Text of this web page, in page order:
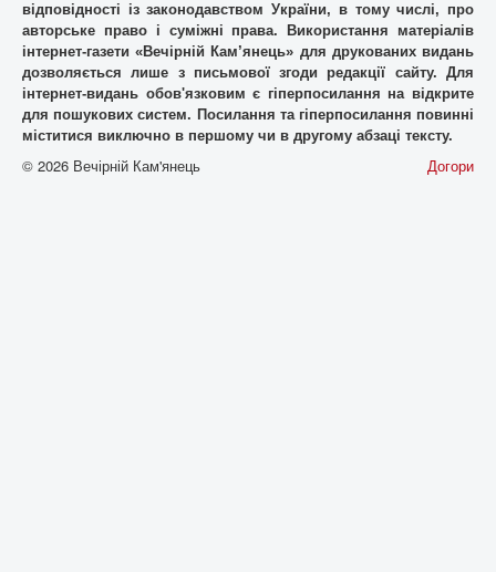
відповідності із законодавством України, в тому числі, про
авторське право і суміжні права. Використання матерiалiв
інтернет-газети «Вечірній Кам’янець» для друкованих видань
дозволяється лише з письмової згоди редакції сайту. Для
iнтернет-видань обов'язковим є гiперпосилання на відкрите
для пошукових систем. Посилання та гіперпосилання повинні
міститися виключно в першому чи в другому абзаці тексту.
Догори
© 2026 Вечірній Кам'янець